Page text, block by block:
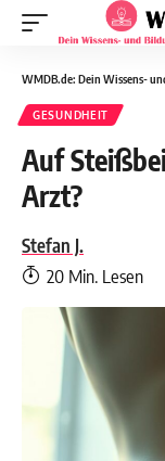
WMDB.de: Dein Wissens-
GESUNDHEIT
Auf
Arzt?
Stefan J.
20 Min. Lesen